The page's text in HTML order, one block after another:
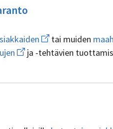
kotoutumista
edistävien
Avaa
uuden
ikkunan
asiakkaiden
tai muiden
Avaa
uuden
kotoutumispalvelujen
ja -tehtävien